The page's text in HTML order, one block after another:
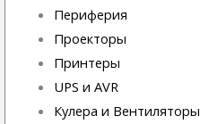
Периферия
Проекторы
Принтеры
UPS и AVR
Кулера и Вентиляторы